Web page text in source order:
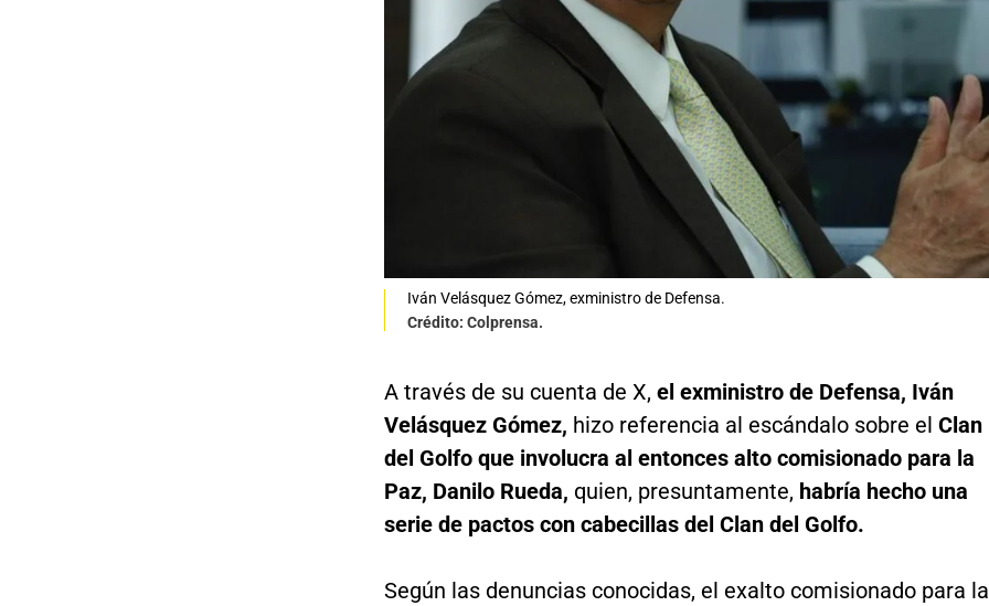
Iván Velásquez Gómez, exministro de Defensa.
Crédito: Colprensa.
A través de su cuenta de X, el exministro de Defensa, Iván
Velásquez Gómez, hizo referencia al escándalo sobre el Clan
del Golfo que involucra al entonces alto comisionado para la
Paz, Danilo Rueda, quien, presuntamente, habría hecho una
serie de pactos con cabecillas del Clan del Golfo.
Según las denuncias conocidas, el exalto comisionado para la